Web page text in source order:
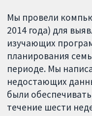
Мы провели
2014 года) для
изучающих
планирования
периоде. Мы
недостающих
были
течение шести